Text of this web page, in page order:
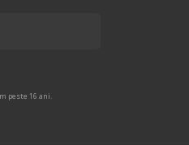
peste 16 ani.